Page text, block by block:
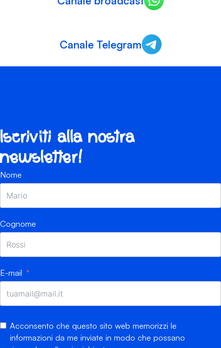
Canale Telegram
Iscriviti alla nostra
newsletter!
Nome
Cognome
E-mail
Acconsento che questo sito web memorizzi le
informazioni da me inviate in modo che possano